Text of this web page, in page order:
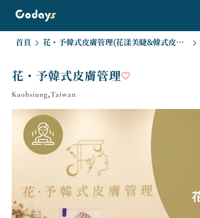
首頁 花・予韓式皮膚管理(花漾美睫&韓式皮膚管理)
花・予韓式皮膚管理
Kaohsiung,Taiwan